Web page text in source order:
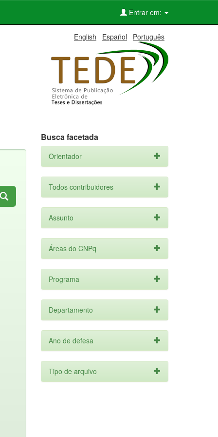
Entrar em:
English Español Português
Busca facetada
Orientador
Todos contribuidores
Assunto
Áreas do CNPq
Programa
Departamento
Ano de defesa
Tipo de arquivo